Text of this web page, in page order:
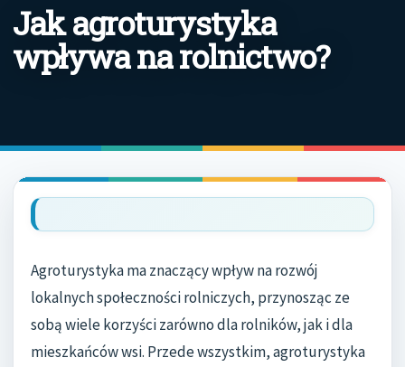
Jak agroturystyka
wpływa na rolnictwo?
Agroturystyka ma znaczący wpływ na rozwój
lokalnych społeczności rolniczych, przynosząc ze
sobą wiele korzyści zarówno dla rolników, jak i dla
mieszkańców wsi. Przede wszystkim, agroturystyka